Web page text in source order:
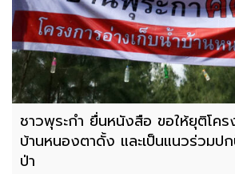
ชาวพุระกำ ยื่นหนังสือ ขอให้ยุติโคร
บ้านหนองตาดั้ง และเป็นแนวร่วมป
ป่า